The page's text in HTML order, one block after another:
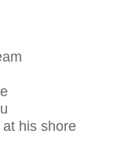
his shore